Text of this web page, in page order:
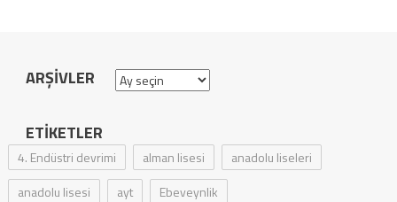
ARŞIVLER Arşivler
ETIKETLER
4. Endüstri devrimi alman lisesi
anadolu liseleri
anadolu lisesi
ayt
Ebeveynlik